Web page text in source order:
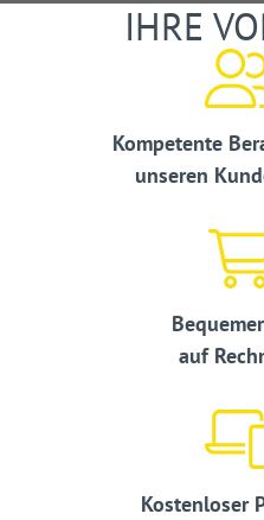
IHRE
Kompetente
unseren
auf
Kostenloser